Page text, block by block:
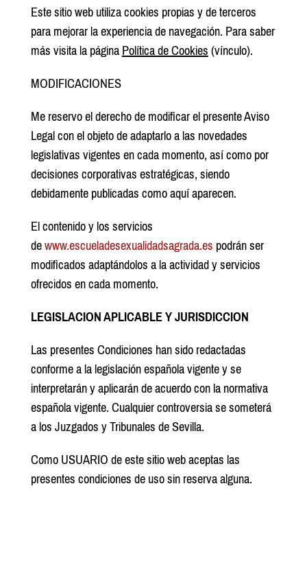
Este sitio web utiliza cookies propias y de terceros
para mejorar la experiencia de navegación. Para saber
más visita la páginaPolítica de Cookies(vínculo).
MODIFICACIONES
Me reservo el derecho de modificar el presente Aviso
Legal con el objeto de adaptarlo a las novedades
legislativas vigentes en cada momento, así como por
decisiones corporativas estratégicas, siendo
debidamente publicadas como aquí aparecen.
El contenido y los servicios
dewww.escueladesexualidadsagrada.espodrán ser
modificados adaptándolos a la actividad y servicios
ofrecidos en cada momento.
LEGISLACION APLICABLE Y JURISDICCION
Las presentes Condiciones han sido redactadas
conforme a la legislación española vigente y se
interpretarán y aplicarán de acuerdo con la normativa
española vigente. Cualquier controversia se someterá
a los Juzgados y Tribunales de Sevilla.
Como USUARIO de este sitio web aceptas las
presentes condiciones de uso sin reserva alguna.